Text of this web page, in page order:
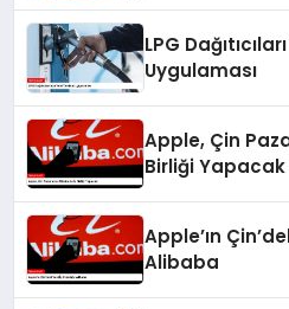
LPG
Uygulaması
Apple, Çin
Birliği Yapacak
Apple’ın
Alibaba